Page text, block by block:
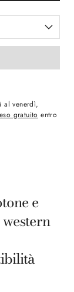
al venerdì,
gratuito entro
e